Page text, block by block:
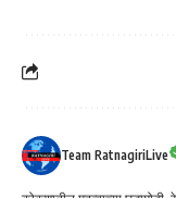
Team RatnagiriLive